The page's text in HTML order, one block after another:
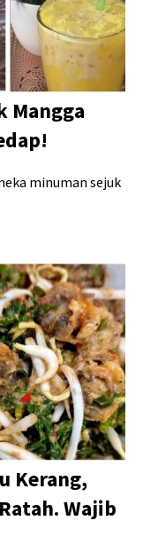
Mangga
minuman sejuk
Kerang,
Wajib